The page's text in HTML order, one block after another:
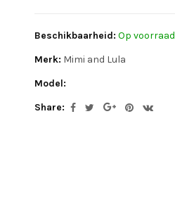
Beschikbaarheid: Op voorraad
Merk: Mimi and Lula
Model:
Share: